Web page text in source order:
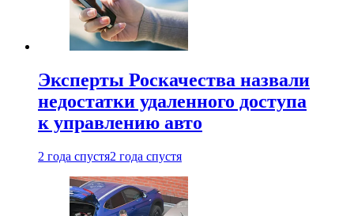
Эксперты Роскачества назвали
недостатки удаленного доступа
к управлению авто
2 года спустя2 года спустя